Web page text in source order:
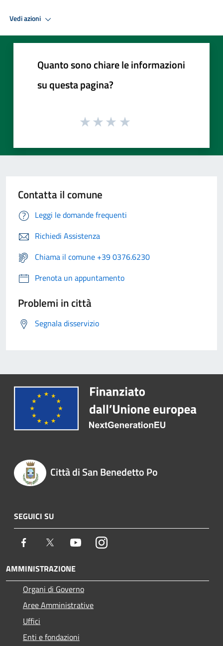
Vedi azioni
Quanto sono chiare le informazioni
su questa pagina?
Contatta il comune
Leggi le domande frequenti
Richiedi Assistenza
Chiama il comune +39 0376.6230
Prenota un appuntamento
Problemi in città
Segnala disservizio
Città di San Benedetto Po
SEGUICI SU
Facebook Twitter YoutubeInstagram
AMMINISTRAZIONE
Organi di Governo
Aree Amministrative
Uffici
Enti e fondazioni